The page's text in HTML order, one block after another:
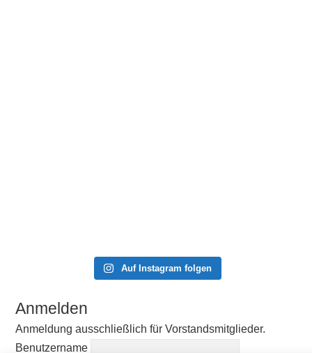
Auf Instagram folgen
Anmelden
Anmeldung ausschließlich für Vorstandsmitglieder.
Benutzername